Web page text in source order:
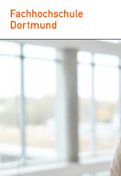
Inhalt anspringen
Fachhochschule
Dortmund
-
Studiengänge,
Bewerbung